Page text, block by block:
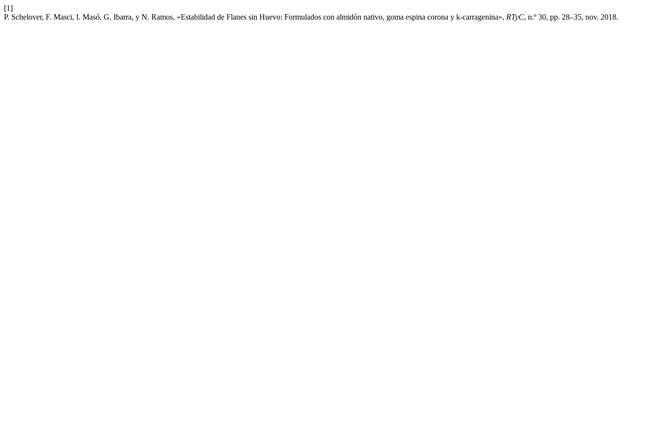
[1]
P. Schelover, F. Masci, I. Masó, G. Ibarra, y N. Ramos, «Estabilidad de Flanes sin Huevo: Formulados con almidón nativo, goma espina corona y k-carragenina», RTyC, n.º 30, pp. 28–35, nov. 2018.